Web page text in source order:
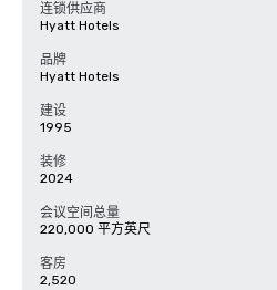
连锁供应商
Hyatt Hotels
品牌
Hyatt Hotels
建设
1995
装修
2024
会议空间总量
220,000 平方英尺
客房
2,520